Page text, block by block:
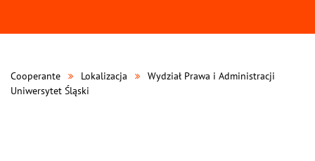
Cooperante Lokalizacja
Wydział Prawa i Administracji
Uniwersytet Śląski